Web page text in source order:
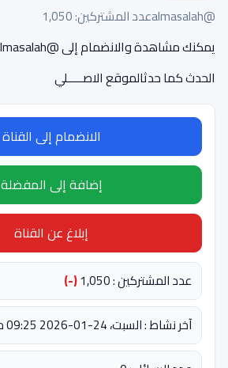
@almasalah
عدد المشتركين: 1,050
يمكنك مشاهدة والانضمام إلى @almasalah مباشرة.
الحدث كما حدثالموقع الاصـــــلي
الانضمام إلى القناة
إضافة إلى المفضلة
إبلاغ عن القناة
عدد المشتركين : 1,050
(-)
آخر نشاط : السبت، 24-01-2026 09:25 مساءً